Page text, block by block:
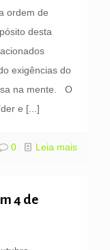
ordem de
desta
exigências do
na mente. O
e [...]
0 Leia mais
4 de